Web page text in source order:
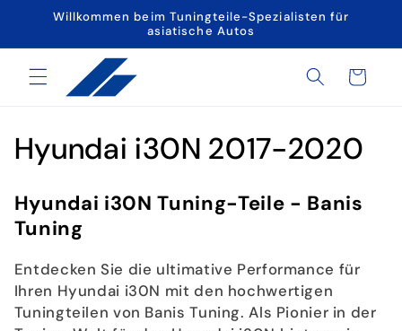
zumWillkommen beim Tuningteile-Spezialisten für
asiatische Autos
Warenkorb
K
a
t
e
g
Hyundai i30N 2017-2020
Hyundai i30N Tuning-Teile - Banis
Tuning
Entdecken Sie die ultimative Performance für
Ihren Hyundai i30N mit den hochwertigen
Tuningteilen von Banis Tuning. Als Pionier in der